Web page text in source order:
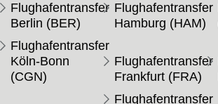
Flughafentransfer
Berlin (BER)
Flughafentransfer
Hamburg (HAM)
Flughafentransfer
Köln-Bonn
(CGN)
Flughafentransfer
Frankfurt (FRA)
Flughafentransfer